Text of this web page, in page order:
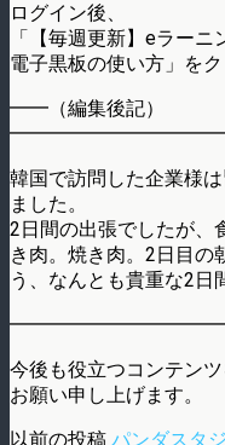
ログイン後、
「【毎週更新】eラー
電子黒板の使い方」を
━━（編集後記）
韓国で訪問した企業様
ました。
2日間の出張でしたが、
き肉。焼き肉。2日目の
う、なんとも貴重な2日
今後も役立つコンテン
お願い申し上げます。
以前の投稿 パンダスタ